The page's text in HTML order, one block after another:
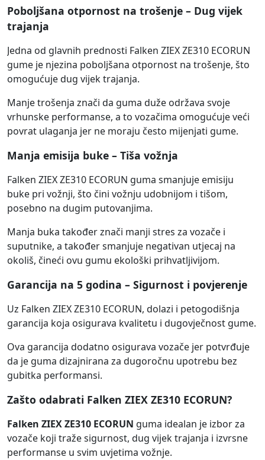
Poboljšana otpornost na trošenje – Dug vijek
trajanja
Jedna od glavnih prednosti Falken ZIEX ZE310 ECORUN
gume je njezina poboljšana otpornost na trošenje, što
omogućuje dug vijek trajanja.
Manje trošenja znači da guma duže održava svoje
vrhunske performanse, a to vozačima omogućuje veći
povrat ulaganja jer ne moraju često mijenjati gume.
Manja emisija buke – Tiša vožnja
Falken ZIEX ZE310 ECORUN guma smanjuje emisiju
buke pri vožnji, što čini vožnju udobnijom i tišom,
posebno na dugim putovanjima.
Manja buka također znači manji stres za vozače i
suputnike, a također smanjuje negativan utjecaj na
okoliš, čineći ovu gumu ekološki prihvatljivijom.
Garancija na 5 godina – Sigurnost i povjerenje
Uz Falken ZIEX ZE310 ECORUN, dolazi i petogodišnja
garancija koja osigurava kvalitetu i dugovječnost gume.
Ova garancija dodatno osigurava vozače jer potvrđuje
da je guma dizajnirana za dugoročnu upotrebu bez
gubitka performansi.
Zašto odabrati Falken ZIEX ZE310 ECORUN?
Falken ZIEX ZE310 ECORUN guma idealan je izbor za
vozače koji traže sigurnost, dug vijek trajanja i izvrsne
performanse u svim uvjetima vožnje.